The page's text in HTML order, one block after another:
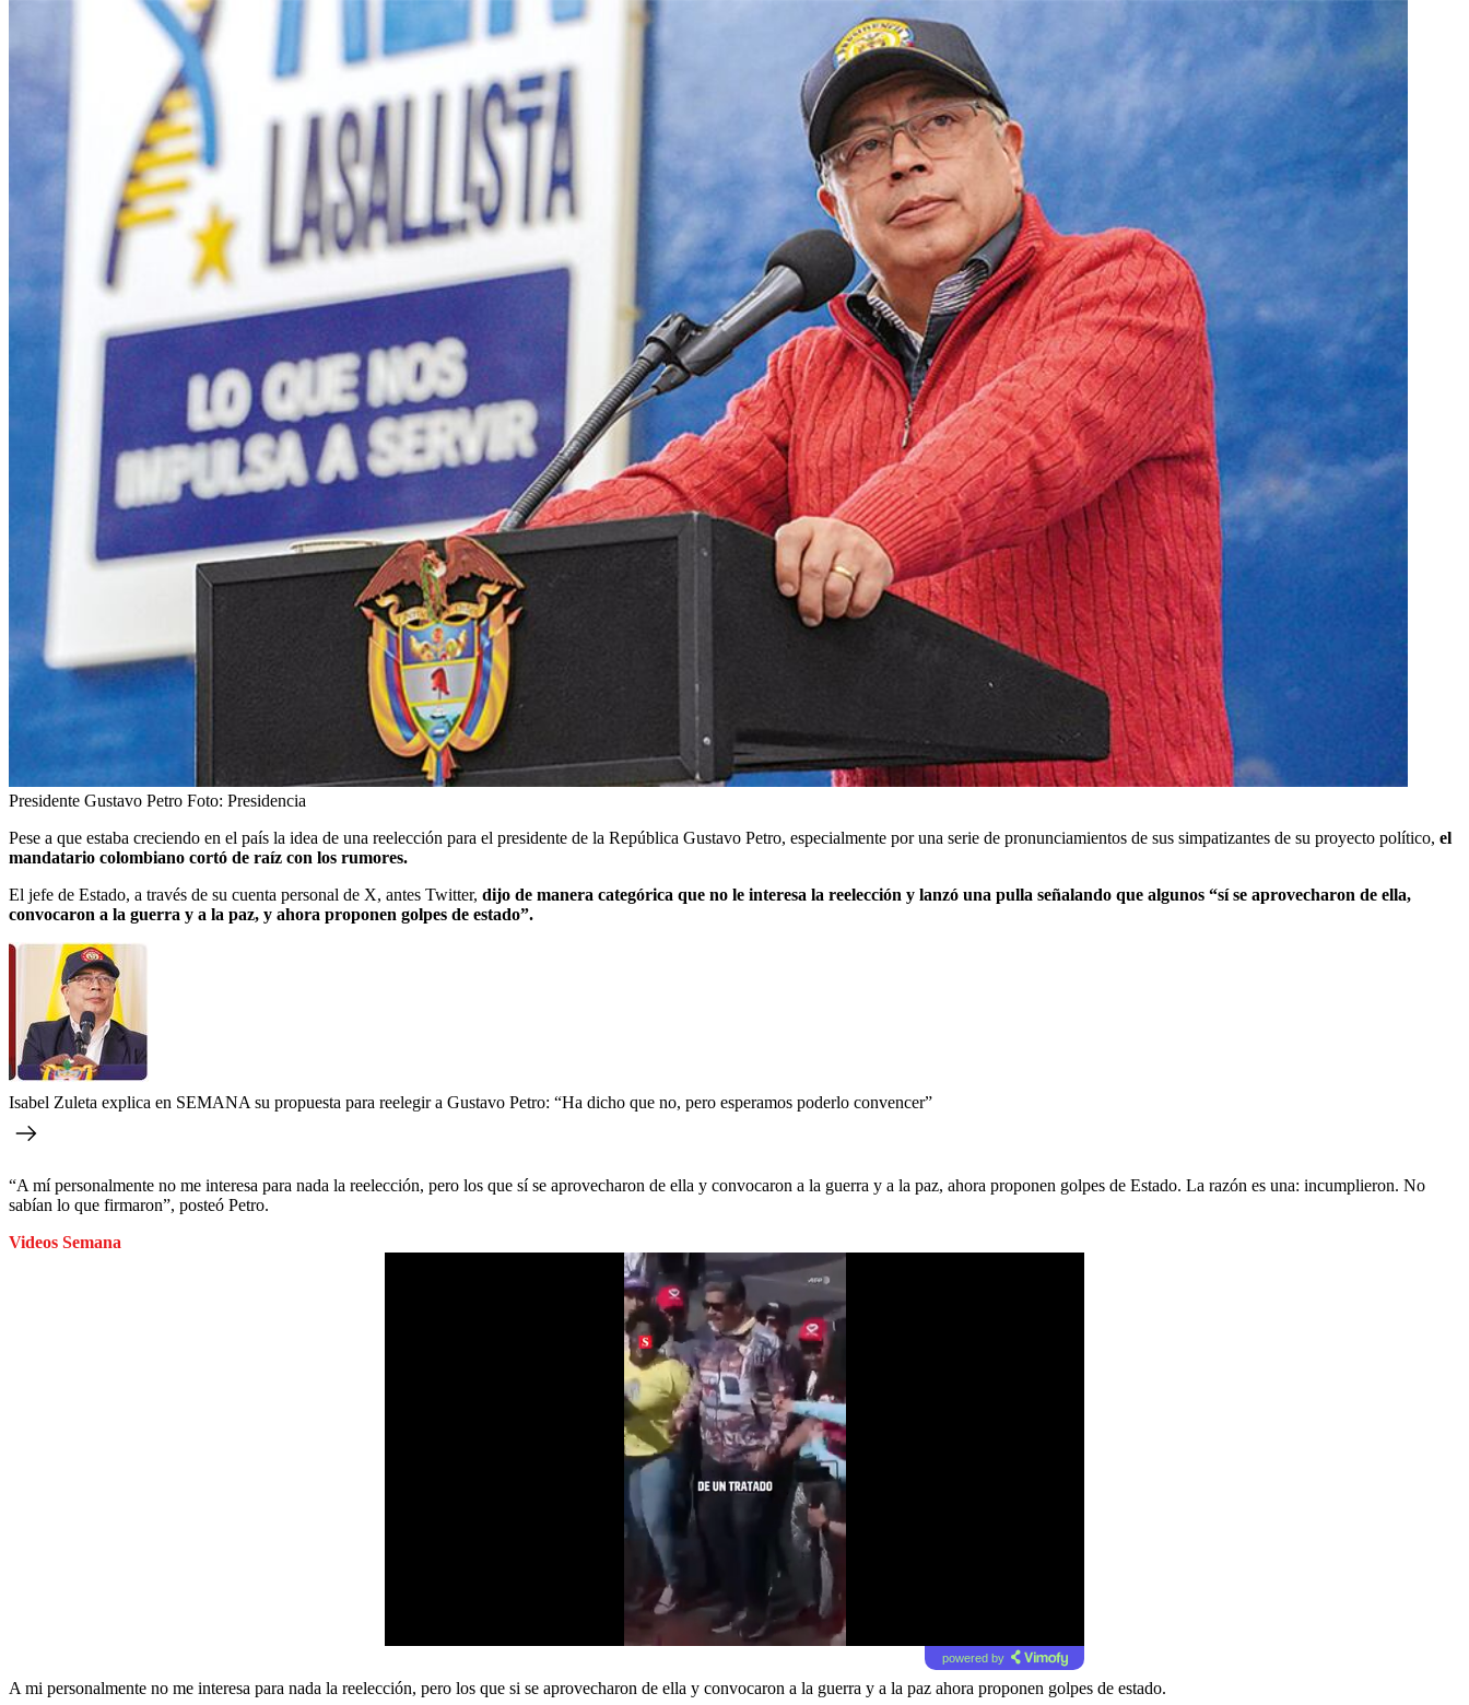
Presidente Gustavo Petro Foto: Presidencia
Pese a que estaba creciendo en el país la idea de una reelección para el presidente de la República Gustavo Petro, especialmente por una serie de pronunciamientos de sus simpatizantes de su proyecto político, el
mandatario colombiano cortó de raíz con los rumores.
El jefe de Estado, a través de su cuenta personal de X, antes Twitter, dijo de manera categórica que no le interesa la reelección y lanzó una pulla señalando que algunos “sí se aprovecharon de ella,
convocaron a la guerra y a la paz, y ahora proponen golpes de estado”.
Isabel Zuleta explica en SEMANA su propuesta para reelegir a Gustavo Petro: “Ha dicho que no, pero esperamos poderlo convencer”
“A mí personalmente no me interesa para nada la reelección, pero los que sí se aprovecharon de ella y convocaron a la guerra y a la paz, ahora proponen golpes de Estado. La razón es una: incumplieron. No
sabían lo que firmaron”, posteó Petro.
Videos Semana
powered by
A mi personalmente no me interesa para nada la reelección, pero los que si se aprovecharon de ella y convocaron a la guerra y a la paz ahora proponen golpes de estado.